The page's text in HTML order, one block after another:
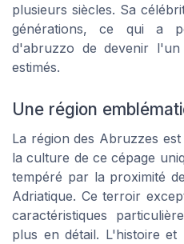
plusieurs siècles. Sa
générations, ce qui a
d'abruzzo de devenir
estimés.
Une région
La région des Abruzzes
la culture de ce cépage
tempéré par la proximité
Adriatique. Ce terroir
caractéristiques
plus en détail. L'histoire